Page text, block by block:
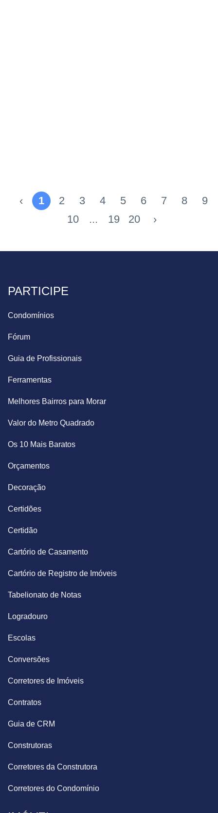
‹ 1 2 3 4 5 6 7 8
9
10
... 19 20 ›
PARTICIPE
Condomínios
Fórum
Guia de Profissionais
Ferramentas
Melhores Bairros para Morar
Valor do Metro Quadrado
Os 10 Mais Baratos
Orçamentos
Decoração
Certidões
Certidão
Cartório de Casamento
Cartório de Registro de Imóveis
Tabelionato de Notas
Logradouro
Escolas
Conversões
Corretores de Imóveis
Contratos
Guia de CRM
Construtoras
Corretores da Construtora
Corretores do Condomínio